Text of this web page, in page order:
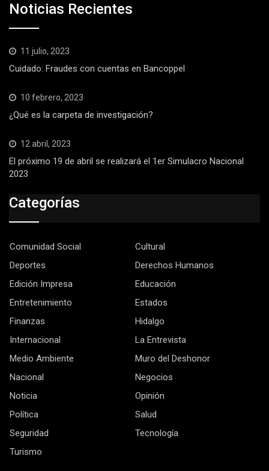
Noticias Recientes
11 julio, 2023
Cuidado: Fraudes con cuentas en Bancoppel
10 febrero, 2023
¿Qué es la carpeta de investigación?
12 abril, 2023
El próximo 19 de abril se realizará el 1er Simulacro Nacional
2023
Categorías
Comunidad Social
Cultural
Deportes
Derechos Humanos
Edición Impresa
Educación
Entretenimiento
Estados
Finanzas
Hidalgo
Internacional
La Entrevista
Medio Ambiente
Muro del Deshonor
Nacional
Negocios
Noticia
Opinión
Política
Salud
Seguridad
Tecnología
Turismo